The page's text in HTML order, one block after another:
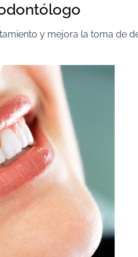
y mejora la toma de